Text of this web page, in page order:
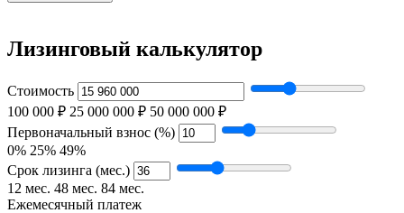
Лизинговый калькулятор
Стоимость
100 000 ₽ 25 000 000 ₽ 50 000 000 ₽
Первоначальный взнос (%)
0% 25% 49%
Срок лизинга (мес.)
12 мес. 48 мес. 84 мес.
Ежемесячный платеж